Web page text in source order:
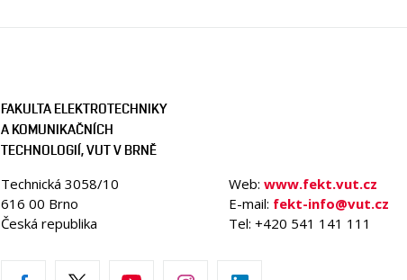
FAKULTA ELEKTROTECHNIKY
A KOMUNIKAČNÍCH
TECHNOLOGIÍ, VUT V BRNĚ
Technická 3058/10
616 00 Brno
Česká republika
Web: www.fekt.vut.cz
E-mail: fekt-info@vut.cz
Tel: +420 541 141 111